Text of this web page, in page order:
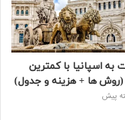
به اسپانیا با کمترین
(روش ها + هزینه و جدول)